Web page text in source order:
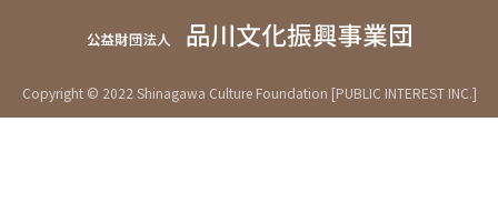
Copyright © 2022 Shinagawa Culture Foundation [PUBLIC INTEREST INC.]